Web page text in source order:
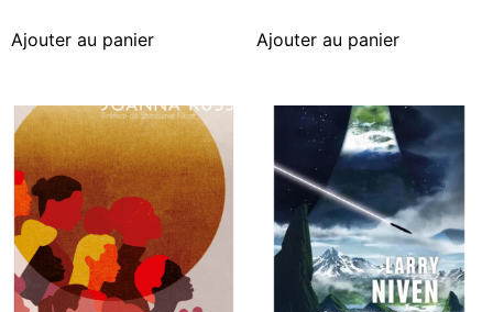
Ajouter au panier Ajouter au panier